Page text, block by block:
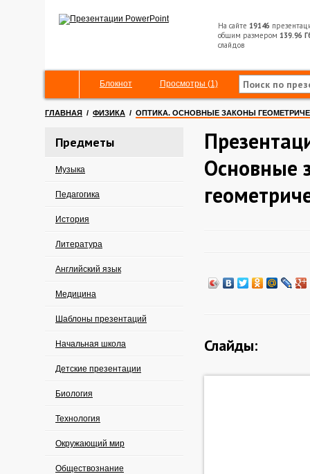
На сайте 19146
общим размером 139.96
слайдов
Блокнот Просмотры (1)
ГЛАВНАЯ / ФИЗИКА / ОПТИКА. ОСНОВНЫЕ ЗАКОНЫ
Предметы
Музыка
Педагогика
История
Литература
Английский язык
Медицина
Шаблоны презентаций
Начальная школа
Детские презентации
Биология
Технология
Окружающий мир
Обществознание
Основные
Слайды: